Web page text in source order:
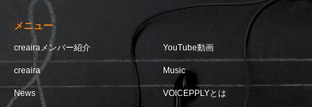
メニュー
creairaメンバー紹介 YouTube動画
creaira Music
News VOICEPPLYとは